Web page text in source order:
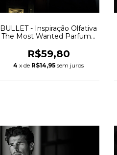
BULLET - Inspiração Olfativa
The Most Wanted Parfum -
R$59,80
4 x de R$14,95 sem juros